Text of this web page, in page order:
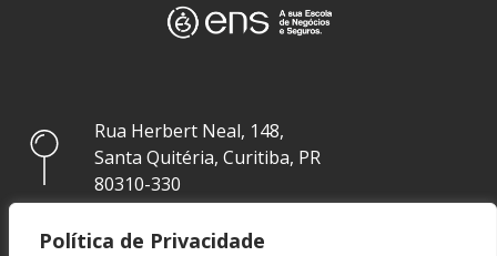
Política de Privacidade
Rua Herbert Neal, 148,
Santa Quitéria, Curitiba, PR
80310-330